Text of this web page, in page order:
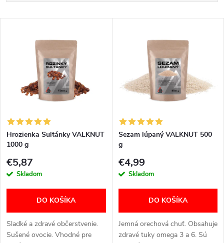
a
i
e
p
r
o
Abecedne
s
p
r
d
Hrozienka Sultánky VALKNUT
1000 g
€5,87
Skladom
DO KOŠÍKA
Sladké a zdravé občerstvenie.
Sušené ovocie. Vhodné pre
Sezam lúpaný VALKNUT 500
g
€4,99
Skladom
DO KOŠÍKA
Jemná orechová chuť. Obsahuje
zdravé tuky omega 3 a 6. Sú